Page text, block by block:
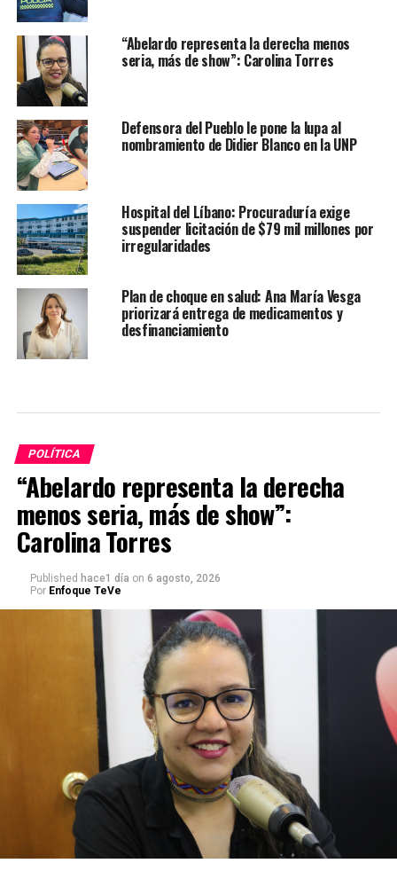
“Abelardo representa la derecha menos
seria, más de show”: Carolina Torres
Defensora del Pueblo le pone la lupa al
nombramiento de Didier Blanco en la UNP
Hospital del Líbano: Procuraduría exige
suspender licitación de $79 mil millones por
irregularidades
Plan de choque en salud: Ana María Vesga
priorizará entrega de medicamentos y
desfinanciamiento
POLÍTICA
“Abelardo representa la derecha
menos seria, más de show”:
Carolina Torres
Published hace1 día on 6 agosto, 2026
Por Enfoque TeVe